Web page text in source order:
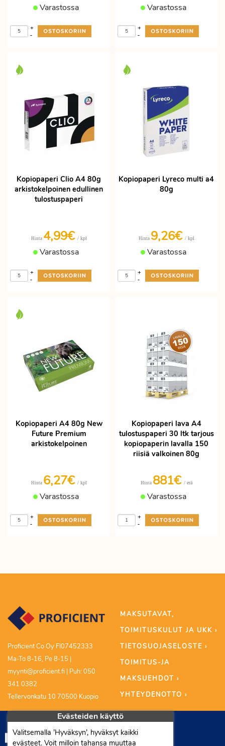
Varastossa
-
+
Varastossa
-
+
Kopiopaperi Clio A4 80g
arkistokelpoinen edullinen
tulostuspaperi
Hinta 4,99€ / kpl
Varastossa
-
+
Kopiopaperi Lyreco multi a4
80g
Hinta 9,26€ / kpl
Varastossa
-
+
Kopiopaperi A4 80g New
Future Premium
arkistokelpoinen
Hinta 6,27€ / kpl
Varastossa
-
+
Kopiopaperi lava A4
tulostuspaperi 30 ltk tarjous
kopiopaperin lavalla 150
riisiä valkoinen 80g
Hinta 881€ / erä
Varastossa
-
+
Proficient Co Oy FI07452333
Ma-To 8-16, Pe 8-15 |
myynti@proficient.fi | Puh: 050
341 0382
Tellervonkatu 10 70500 Kuopio
MAKSUTAVAT,
TOIMITUSKULUT JA UKK ›
TIETOSUOJASELOSTE ›
TOIMITUS-JA
MAKSUEHDOT ›
YHTEYDENOTTO ›
Evästeiden käyttö
Valitsemalla ’Hyväksyn’, hyväksyt kaikki
evästeet. Voit milloin tahansa muuttaa